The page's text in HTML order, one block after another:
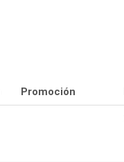
Promoción